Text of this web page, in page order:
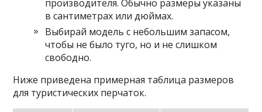
производителя. Обычно размеры указаны
в сантиметрах или дюймах.
Выбирай модель с небольшим запасом,
чтобы не было туго, но и не слишком
свободно.
Ниже приведена примерная таблица размеров
для туристических перчаток.